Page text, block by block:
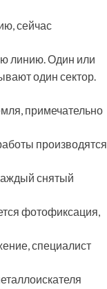
сейчас
линию. Один или
один сектор.
примечательно
производятся
снятый
фотофиксация,
специалист